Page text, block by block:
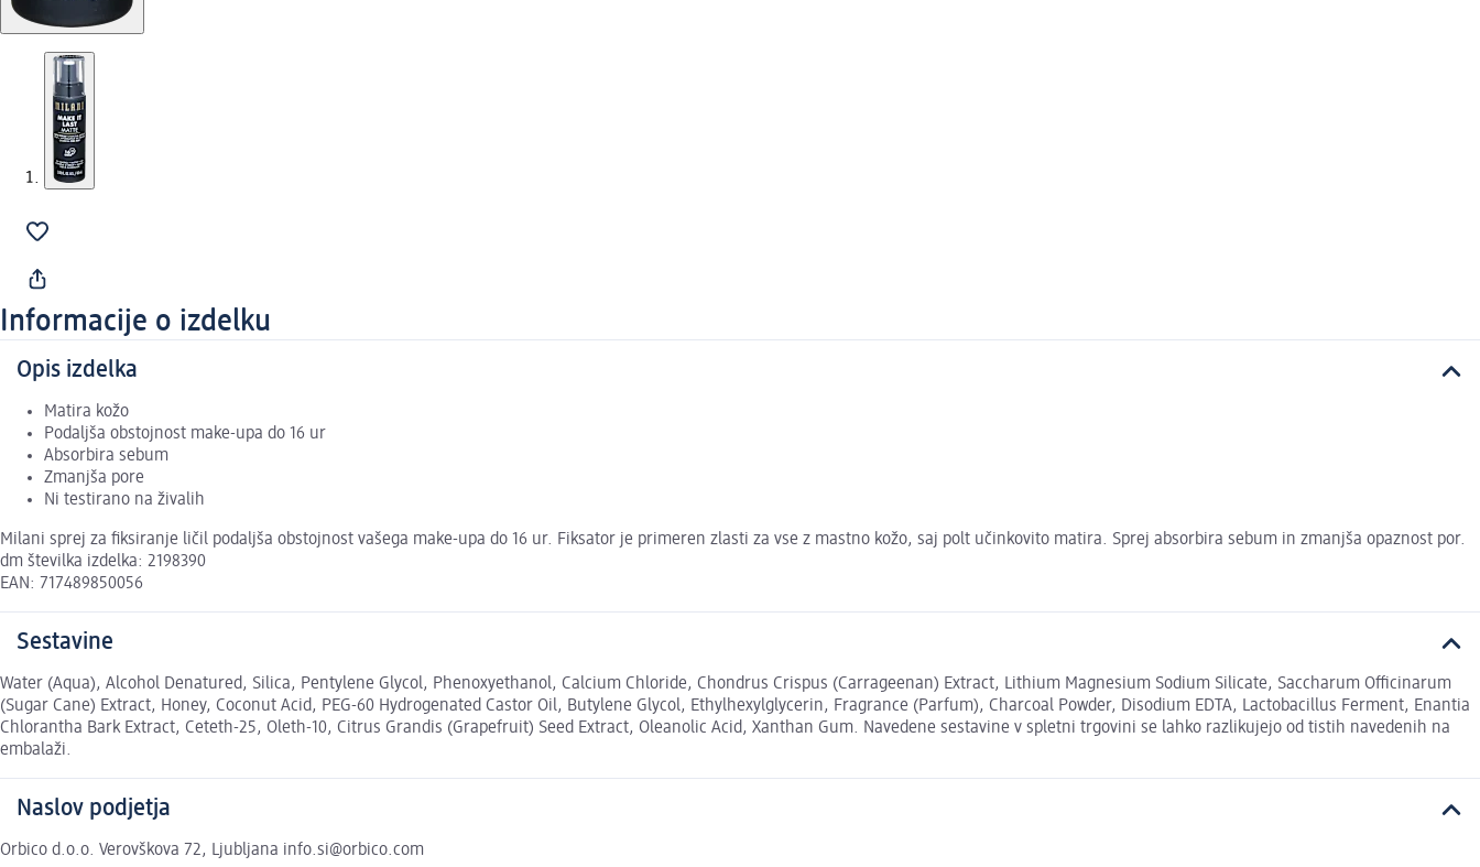
Informacije o izdelku
Opis izdelka
Matira kožo
Podaljša obstojnost make-upa do 16 ur
Absorbira sebum
Zmanjša pore
Ni testirano na živalih
Milani sprej za fiksiranje ličil podaljša obstojnost vašega make-upa do 16 ur. Fiksator je primeren zlasti za vse z mastno kožo, saj polt učinkovito matira. Sprej absorbira sebum in zmanjša opaznost por.
dm številka izdelka: 2198390
EAN: 717489850056
Sestavine
Water (Aqua), Alcohol Denatured, Silica, Pentylene Glycol, Phenoxyethanol, Calcium Chloride, Chondrus Crispus (Carrageenan) Extract, Lithium Magnesium Sodium Silicate, Saccharum Officinarum
(Sugar Cane) Extract, Honey, Coconut Acid, PEG-60 Hydrogenated Castor Oil, Butylene Glycol, Ethylhexylglycerin, Fragrance (Parfum), Charcoal Powder, Disodium EDTA, Lactobacillus Ferment, Enantia
Chlorantha Bark Extract, Ceteth-25, Oleth-10, Citrus Grandis (Grapefruit) Seed Extract, Oleanolic Acid, Xanthan Gum. Navedene sestavine v spletni trgovini se lahko razlikujejo od tistih navedenih na
embalaži.
Naslov podjetja
Orbico d.o.o. Verovškova 72, Ljubljana info.si@orbico.com